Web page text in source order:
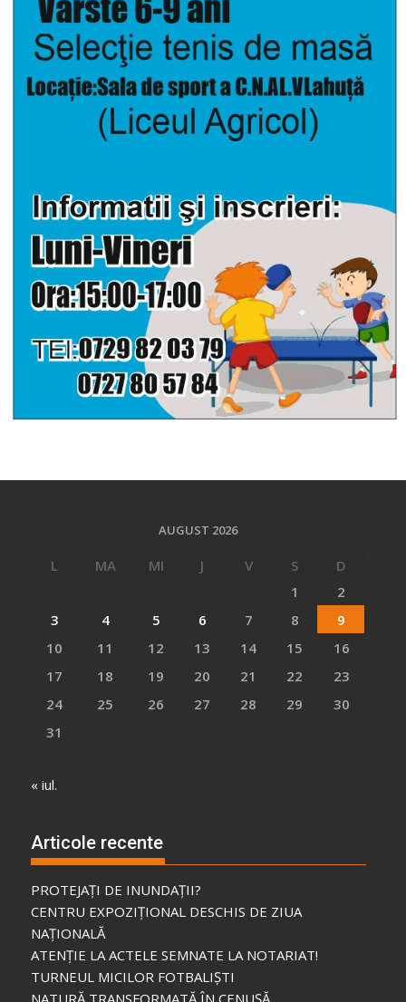
AUGUST 2026
L MA MI J V S
D
1
2
3
4 5 6 7 8
9
10
11 12 13 14 15
16
17
18 19 20 21 22
23
24
25 26 27 28 29
30
31
« iul.
Articole recente
PROTEJAȚI DE INUNDAȚII?
CENTRU EXPOZIȚIONAL DESCHIS DE ZIUA
NAȚIONALĂ
ATENȚIE LA ACTELE SEMNATE LA NOTARIAT!
TURNEUL MICILOR FOTBALIȘTI
NATURĂ TRANSFORMATĂ ÎN CENUȘĂ